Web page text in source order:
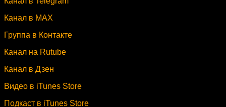
Канал в MAX
Группа в Контакте
Канал на Rutube
Канал в Дзен
Видео в iTunes Store
Подкаст в iTunes Store